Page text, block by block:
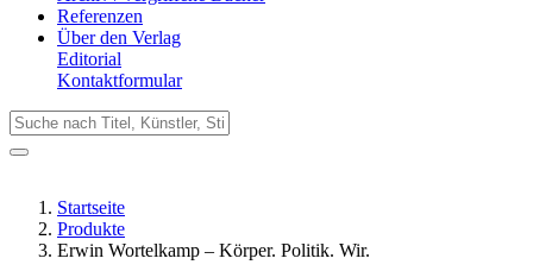
Referenzen
Über den Verlag
Editorial
Kontaktformular
Startseite
Produkte
Erwin Wortelkamp – Körper. Politik. Wir.